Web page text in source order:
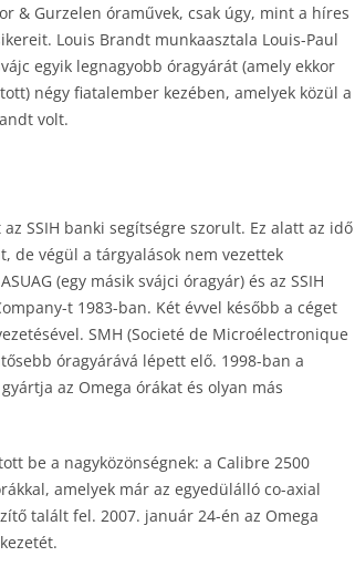
& Gurzelen óraművek, csak úgy, mint a híres
Louis Brandt munkaasztala Louis-Paul
egyik legnagyobb óragyárát (amely ekkor
négy fiatalember kezében, amelyek közül a
volt.
SSIH banki segítségre szorult. Ez alatt az idő
de végül a tárgyalások nem vezettek
(egy másik svájci óragyár) és az SSIH
t 1983-ban. Két évvel később a céget
SMH (Societé de Microélectronique
óragyárává lépett elő. 1998-ban a
az Omega órákat és olyan más
be a nagyközönségnek: a Calibre 2500
amelyek már az egyedülálló co-axial
talált fel. 2007. január 24-én az Omega